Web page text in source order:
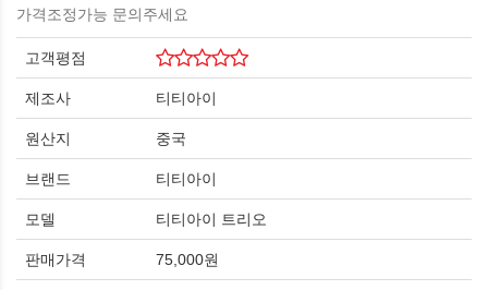
가격조정가능 문의주세요
고객평점
제조사 티티아이
원산지 중국
브랜드 티티아이
모델 티티아이 트리오
판매가격 75,000원